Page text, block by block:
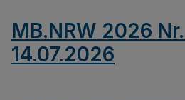
MB.NRW 2026
14.07.2026